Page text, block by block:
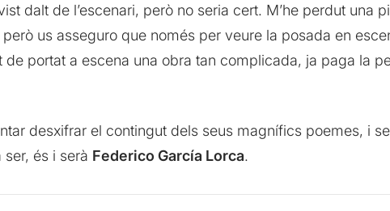
dalt de l’escenari, però no seria cert. M’he perdut una
us asseguro que només per veure la posada en
portat a escena una obra tan complicada, ja paga la
desxifrar el contingut dels seus magnífics poemes, i
és i serà Federico García Lorca.